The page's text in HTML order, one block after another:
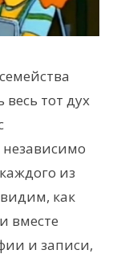
тот дух
из
как
вместе
и записи,